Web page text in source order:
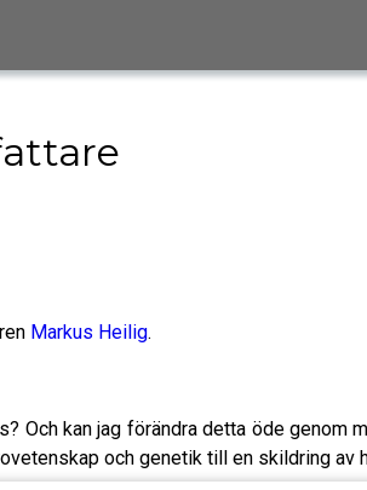
Markus Heilig.
kan jag förändra detta öde genom
och genetik till en skildring av